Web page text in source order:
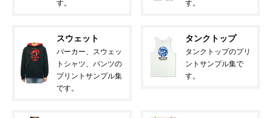
す。 す。
スウェット
パーカー、スウェッ
トシャツ、パンツの
プリントサンプル集
です。
タンクトップ
タンクトップのプリ
ントサンプル集で
す。